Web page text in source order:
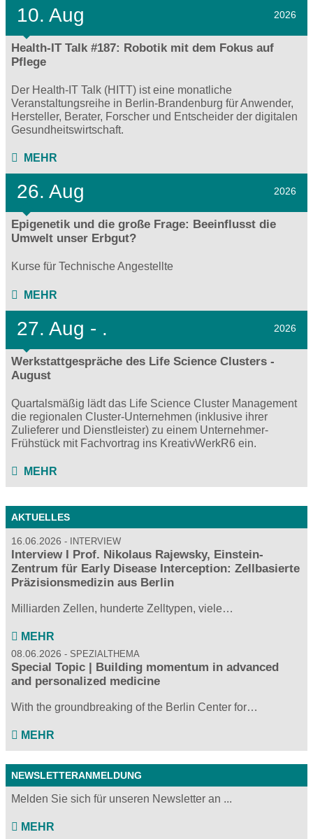
10. Aug 2026
Health-IT Talk #187: Robotik mit dem Fokus auf
Pflege
Der Health-IT Talk (HITT) ist eine monatliche
Veranstaltungsreihe in Berlin-Brandenburg für Anwender,
Hersteller, Berater, Forscher und Entscheider der digitalen
Gesundheitswirtschaft.
MEHR
26. Aug 2026
Epigenetik und die große Frage: Beeinflusst die
Umwelt unser Erbgut?
Kurse für Technische Angestellte
MEHR
27. Aug - . 2026
Werkstattgespräche des Life Science Clusters -
August
Quartalsmäßig lädt das Life Science Cluster Management
die regionalen Cluster-Unternehmen (inklusive ihrer
Zulieferer und Dienstleister) zu einem Unternehmer-
Frühstück mit Fachvortrag ins KreativWerkR6 ein.
MEHR
AKTUELLES
16.06.2026 INTERVIEW
Interview I Prof. Nikolaus Rajewsky, Einstein-
Zentrum für Early Disease Interception: Zellbasierte
Präzisionsmedizin aus Berlin
Milliarden Zellen, hunderte Zelltypen, viele…
MEHR
08.06.2026 SPEZIALTHEMA
Special Topic | Building momentum in advanced
and personalized medicine
With the groundbreaking of the Berlin Center for…
MEHR
NEWSLETTERANMELDUNG
Melden Sie sich für unseren Newsletter an ...
MEHR